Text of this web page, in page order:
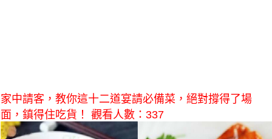
家中請客，教你這十二道宴請必備菜，絕對撐得了場
面，鎮得住吃貨！ 觀看人數：337